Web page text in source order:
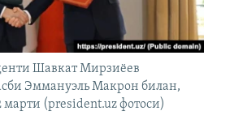
Шавкат Мирзиёев
Эммануэль Макрон билан,
(president.uz фотоси)